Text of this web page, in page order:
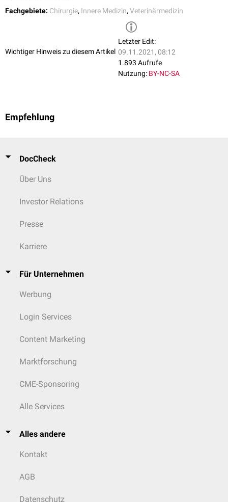
Fachgebiete: Chirurgie, Innere Medizin, Veterinärmedizin
Wichtiger Hinweis zu diesem Artikel
Letzter Edit:
09.11.2021, 08:12
1.893 Aufrufe
Nutzung: BY-NC-SA
Empfehlung
DocCheck
Über Uns
Investor Relations
Presse
Karriere
Für Unternehmen
Werbung
Login Services
Content Marketing
Marktforschung
CME-Sponsoring
Alle Services
Alles andere
Kontakt
AGB
Datenschutz